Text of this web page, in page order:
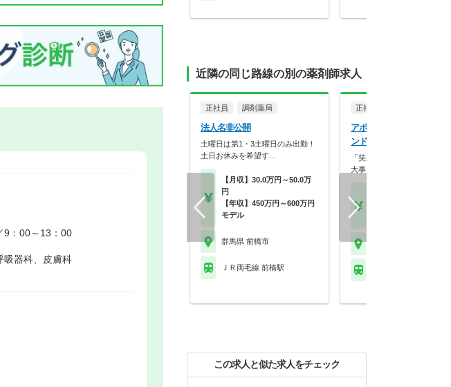
9：00～13：00
吸器科、皮膚科
近隣の同じ路線の別の薬剤師求人
正社員 調剤薬局
法人名非公開
土曜日は第1・3土曜日のみ出勤！
土日お休みを希望す…
【月収】30.0万円～50.0万
円
【年収】450万円～600万円
モデル
群馬県 前橋市
ＪＲ両毛線 前橋駅
正社員
アポクリート株式会社
ンド薬局 田口町店
「笑顔」と「おもてなしの
大事にし、常に挑戦を…
この求人と似た求人をチェック